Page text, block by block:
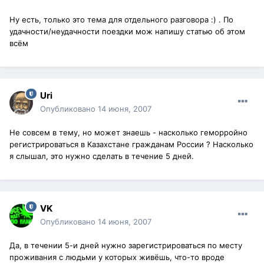
Ну есть, только это тема для отдельного разговора :) . По
удачности/неудачности поездки мож напишу статью об этом
всём
Uri
Опубликовано 14 июня, 2007
Не совсем в тему, но может знаешь - насколько геморройно
регистрироваться в Казахстане гражданам России ? Насколько
я слышал, это нужно сделать в течение 5 дней.
VK
Опубликовано 14 июня, 2007
Да, в течении 5-и дней нужно зарегистрироваться по месту
проживания с людьми у которых живёшь, что-то вроде